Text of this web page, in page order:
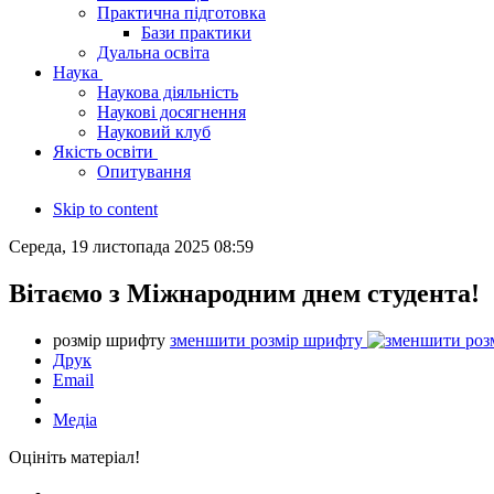
Практична підготовка
Бази практики
Дуальна освіта
Наука
Наукова діяльність
Наукові досягнення
Науковий клуб
Якість освіти
Опитування
Skip to content
Середа, 19 листопада 2025 08:59
Вітаємо з Міжнародним днем студента!
розмір шрифту зменшити розмір шрифту
Друк
Email
Медіа
Оцініть матеріал!